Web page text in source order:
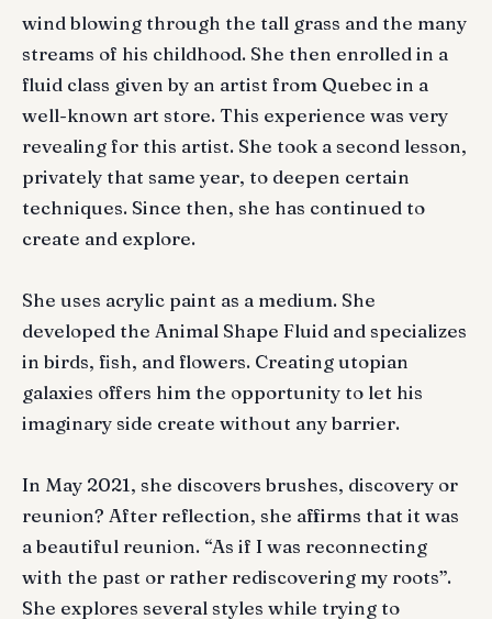
wind blowing through the tall grass and the many
streams of his childhood. She then enrolled in a
fluid class given by an artist from Quebec in a
well-known art store. This experience was very
revealing for this artist. She took a second lesson,
privately that same year, to deepen certain
techniques. Since then, she has continued to
create and explore.
She uses acrylic paint as a medium. She
developed the Animal Shape Fluid and specializes
in birds, fish, and flowers. Creating utopian
galaxies offers him the opportunity to let his
imaginary side create without any barrier.
In May 2021, she discovers brushes, discovery or
reunion? After reflection, she affirms that it was
a beautiful reunion. “As if I was reconnecting
with the past or rather rediscovering my roots”.
She explores several styles while trying to